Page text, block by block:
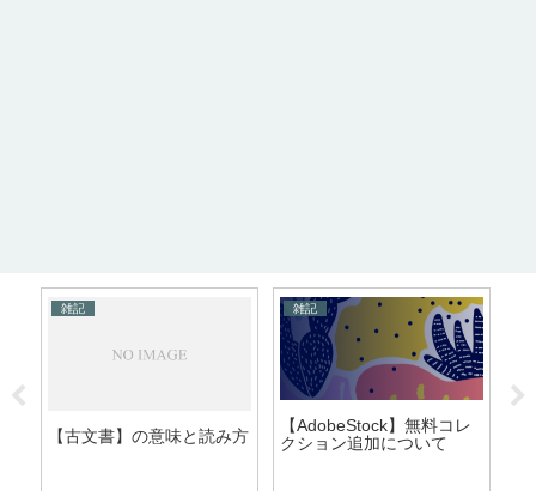
雑記
【古文書】の意味と読み方
雑記
【AdobeStock】無料コレ
クション追加について